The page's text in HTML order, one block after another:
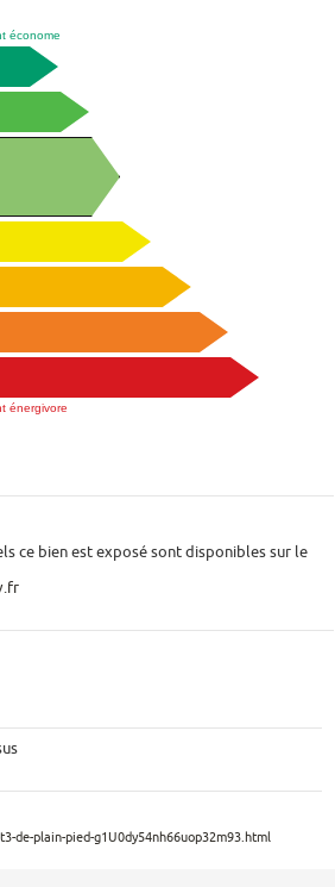
économe
énergivore
ce bien est exposé sont disponibles sur le
de-plain-pied-g1U0dy54nh66uop32m93.html